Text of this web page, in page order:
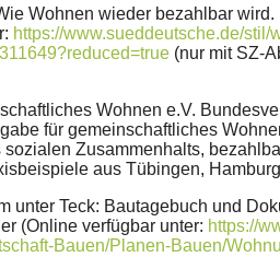
Wohnen wieder bezahlbar
https://www.sueddeutsche.de/
(nur mit SZ-
Wohnen e.V.
für gemeinschaftliches
sozialen Zusammenhalts,
aus Tübingen,
unter Teck: Bautagebuch und
(Online verfügbar unter: https://
Bauen/Planen-Bauen/